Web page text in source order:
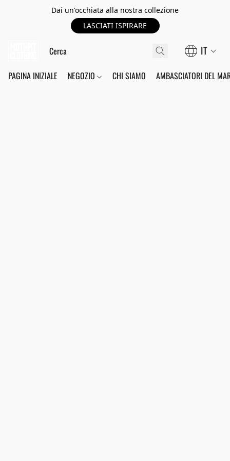
Dai un'occhiata alla nostra collezione
LASCIATI ISPIRARE
IT
PAGINA INIZIALE NEGOZIO CHI SIAMO AMBASCIATORI DEL